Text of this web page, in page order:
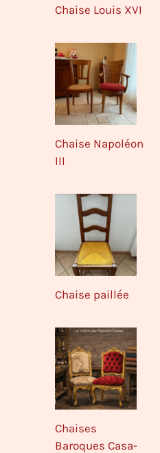
Chaise Louis XVI
Chaise Napoléon
III
Chaise paillée
Chaises
Baroques Casa-